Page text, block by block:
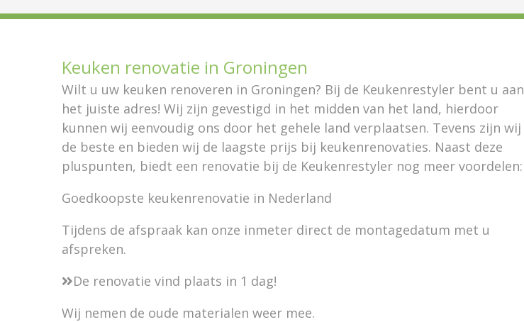
Keuken renovatie in Groningen
Wilt u uw keuken renoveren in Groningen? Bij de Keukenrestyler bent u aan
het juiste adres! Wij zijn gevestigd in het midden van het land, hierdoor
kunnen wij eenvoudig ons door het gehele land verplaatsen. Tevens zijn wij
de beste en bieden wij de laagste prijs bij keukenrenovaties. Naast deze
pluspunten, biedt een renovatie bij de Keukenrestyler nog meer voordelen:
Goedkoopste keukenrenovatie in Nederland
Tijdens de afspraak kan onze inmeter direct de montagedatum met u
afspreken.
De renovatie vind plaats in 1 dag!
Wij nemen de oude materialen weer mee.